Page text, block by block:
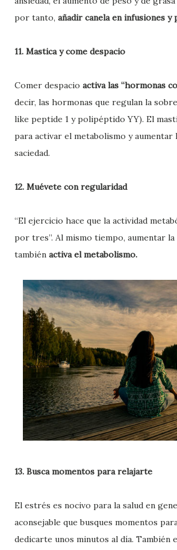
por tanto, añadir canela en infusiones y
11. Mastica y come despacio
Comer despacio activa las “hormonas
decir, las hormonas que regulan la
like peptide 1 y polipéptido YY). El
para activar el metabolismo y aumentar
saciedad.
12. Muévete con regularidad
“El ejercicio hace que la actividad
por tres”. Al mismo tiempo, aumentar la
también activa el metabolismo.
13. Busca momentos para relajarte
El estrés es nocivo para la salud en
aconsejable que busques momentos
dedicarte unos minutos al día. También